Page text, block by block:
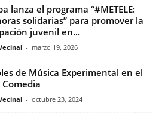
lanza el programa “#METELE:
solidarias” para promover la
juvenil en...
- marzo 19, 2026
de Música Experimental en el
- octubre 23, 2024